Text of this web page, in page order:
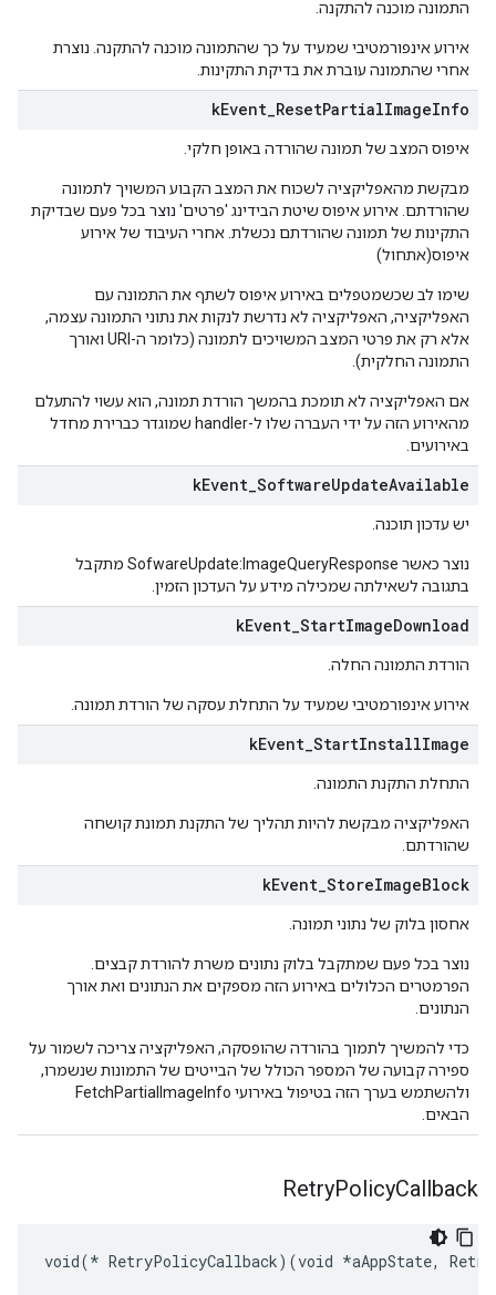
התמונה מוכנה להתקנה.
אירוע אינפורמטיבי שמעיד על כך שהתמונה מוכנה להתקנה. נוצרת
אחרי שהתמונה עוברת את בדיקת התקינות.
kEvent ResetPartialImageInfo
איפוס המצב של תמונה שהורדה באופן חלקי.
מבקשת מהאפליקציה לשכוח את המצב הקבוע המשויך לתמונה
שהורדתם. אירוע איפוס שיטת הבידינג 'פרטים' נוצר בכל פעם שבדיקת
התקינות של תמונה שהורדתם נכשלת. אחרי העיבוד של אירוע
איפוס(אתחול)
שימו לב שכשמטפלים באירוע איפוס לשתף את התמונה עם
האפליקציה, האפליקציה לא נדרשת לנקות את נתוני התמונה עצמה,
אלא רק את פרטי המצב המשויכים לתמונה (כלומר ה-URI ואורך
התמונה החלקית).
אם האפליקציה לא תומכת בהמשך הורדת תמונה, הוא עשוי להתעלם
מהאירוע הזה על ידי העברה שלו ל-handler שמוגדר כברירת מחדל
באירועים.
kEvent SoftwareUpdateAvailable
יש עדכון תוכנה.
נוצר כאשר SofwareUpdate:ImageQueryResponse מתקבל
בתגובה לשאילתה שמכילה מידע על העדכון הזמין.
kEvent StartImageDownload
הורדת התמונה החלה.
אירוע אינפורמטיבי שמעיד על התחלת עסקה של הורדת תמונה.
kEvent StartInstallImage
התחלת התקנת התמונה.
האפליקציה מבקשת להיות תהליך של התקנת תמונת קושחה
שהורדתם.
kEvent StoreImageBlock
אחסון בלוק של נתוני תמונה.
נוצר בכל פעם שמתקבל בלוק נתונים משרת להורדת קבצים.
הפרמטרים הכלולים באירוע הזה מספקים את הנתונים ואת אורך
הנתונים.
כדי להמשיך לתמוך בהורדה שהופסקה, האפליקציה צריכה לשמור על
ספירה קבועה של המספר הכולל של הבייטים של התמונות שנשמרו,
ולהשתמש בערך הזה בטיפול באירועי FetchPartialImageInfo
הבאים.
RetryPolicyCallback
void(* RetryPolicyCallback)(void *aAppState,